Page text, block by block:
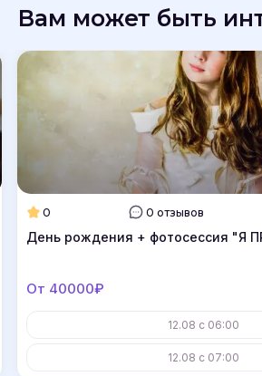
Вам может быть
0 0 отзывов
День рождения + фотосессия "Я
От 40000₽
12.08 с 06:00
12.08 с 07:00